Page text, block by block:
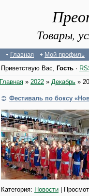
Товары,
Главная Мой профиль
Приветствую Вас, Гость ·
Главная » 2022 » Декабрь » 20
Фестиваль по боксу
Категория: Новости |